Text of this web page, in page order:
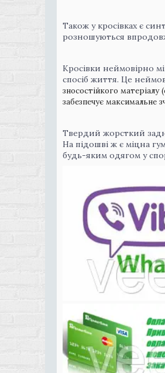
Також у кросівках є
розношуються
Кросівки неймовірно
спосіб життя. Це
зносостійкого
забезпечує максимальне
Твердий жорсткий
На підошві ж є міцна
будь-яким одягом у